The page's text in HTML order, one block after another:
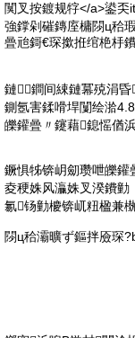
闃叉按鍍规牸</a>鍙
強鐣剁磪鏄庢槦閯ц秴
曡兘鎶€琛撳拰绾栬杽
鏈鐧间綀鏈冪殑涓
鍘氬害鍒嗗垾闅绘湁
皪鑵曡〃鑳藉鎴愮偤
鐝惧牬锛岄劎瓒呭皪鑵
夌稉姝风灜姝叉湀鐨勭
氱钖勭櫦锛屼粈楹兼
閯ц秴灞曠ず鏂拌厱琛